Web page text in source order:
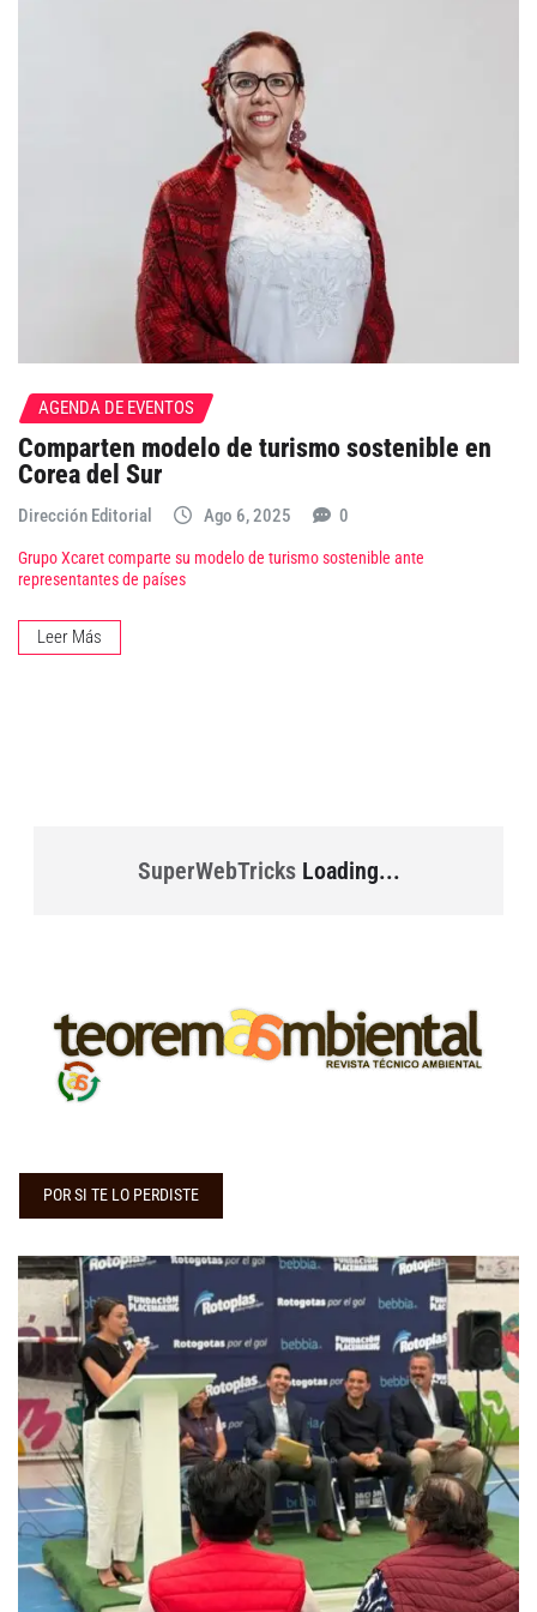
AGENDA DE EVENTOS
Comparten modelo de turismo sostenible en
Corea del Sur
Dirección Editorial Ago 6, 2025 0
Grupo Xcaret comparte su modelo de turismo sostenible ante
representantes de países
Leer Más
SuperWebTricksLoading...
POR SI TE LO PERDISTE